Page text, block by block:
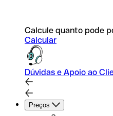
Calcule quanto pode
Calcular
Dúvidas e Apoio ao
Preços